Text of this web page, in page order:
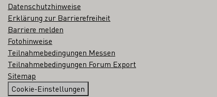
Datenschutzhinweise
Erklärung zur Barrierefreiheit
Barriere melden
Fotohinweise
Teilnahmebedingungen Messen
Teilnahmebedingungen Forum Export
Sitemap
Cookie-Einstellungen